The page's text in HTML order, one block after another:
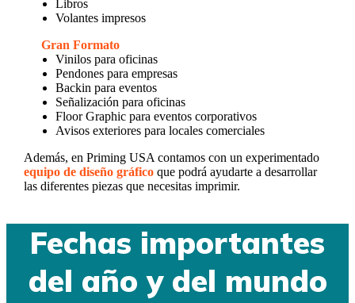
Libros
Volantes impresos
Gran Formato
Vinilos para oficinas
Pendones para empresas
Backin para eventos
Señalización para oficinas
Floor Graphic para eventos corporativos
Avisos exteriores para locales comerciales
Además, en Priming USA contamos con un experimentado
equipo de diseño gráficoque podrá ayudarte a desarrollar
las diferentes piezas que necesitas imprimir.
Fechas importantes
del año y del mundo